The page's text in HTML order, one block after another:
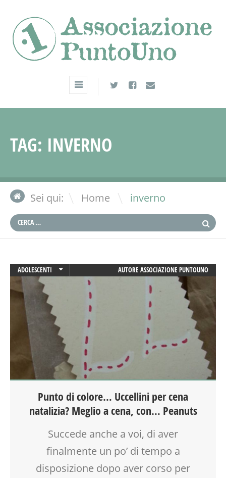
TAG: INVERNO
Sei qui: Home \ inverno
ADOLESCENTI
ATTIVITÀ
BABYSITTER
BENESSERE
CREATIVITÀ
FAMIGLIA
FESTA
GENITORE
GENITORI
GIOCO
MEREND'ARTE
AUTORE ASSOCIAZIONE PUNTOUNO
Punto di colore… Uccellini per cena
natalizia? Meglio a cena, con… Peanuts
Succede anche a voi, di aver
finalmente un po’ di tempo a
disposizione dopo aver corso per